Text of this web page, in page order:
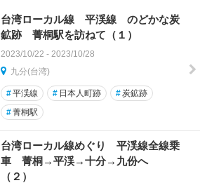
台湾ローカル線 平渓線 のどかな炭
鉱跡 菁桐駅を訪ねて（１）
2023/10/22 - 2023/10/28
九分(台湾)
#平渓線 # 日本人町跡 #炭鉱跡
#菁桐駅
台湾ローカル線めぐり 平渓線全線乗
車 菁桐→平渓→十分→九份へ
（２）